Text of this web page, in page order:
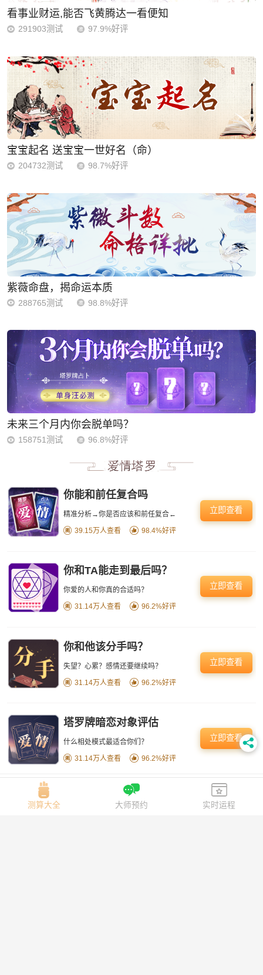
看事业财运,能否飞黄腾达一看便知
291903测试 97.9%好评
宝宝起名 送宝宝一世好名（命）
204732测试 98.7%好评
紫薇命盘，揭命运本质
288765测试 98.8%好评
未来三个月内你会脱单吗？
158751测试 96.8%好评
立即查看
你能和前任复合吗
精准分析→你是否应该和前任复合←
39.15万人查看
98.4%好评
立即查看
你和TA能走到最后吗？
你爱的人和你真的合适吗？
31.14万人查看
96.2%好评
立即查看
你和他该分手吗？
失望？心累？感情还要继续吗？
31.14万人查看
96.2%好评
立即查看
塔罗牌暗恋对象评估
什么相处模式最适合你们？
31.14万人查看
96.2%好评
测算大全 大师预约 实时运程
联系13801120283